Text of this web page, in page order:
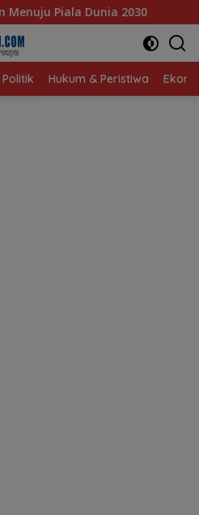
Pelajar Balangan Terima
Politik Hukum & Peristiwa